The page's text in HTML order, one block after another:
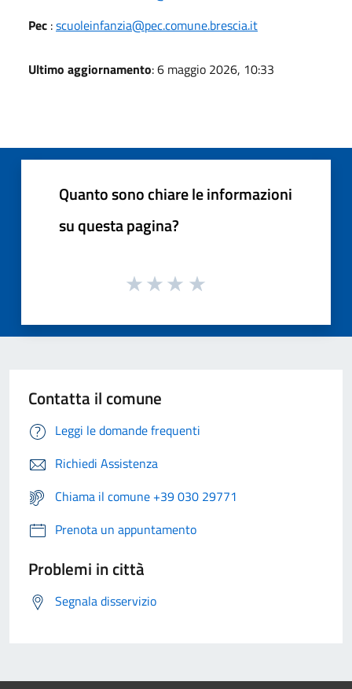
Pec :scuoleinfanzia@pec.comune.brescia.it
Ultimo aggiornamento: 6 maggio 2026, 10:33
Quanto sono chiare le informazioni
su questa pagina?
Contatta il comune
Leggi le domande frequenti
Richiedi Assistenza
Chiama il comune +39 030 29771
Prenota un appuntamento
Problemi in città
Segnala disservizio